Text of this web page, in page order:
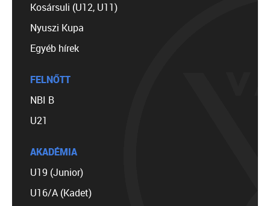
Kosársuli (U12, U11)
Nyuszi Kupa
Egyéb hírek
FELNŐTT
NBI B
U21
AKADÉMIA
U19 (Junior)
U16/A (Kadet)